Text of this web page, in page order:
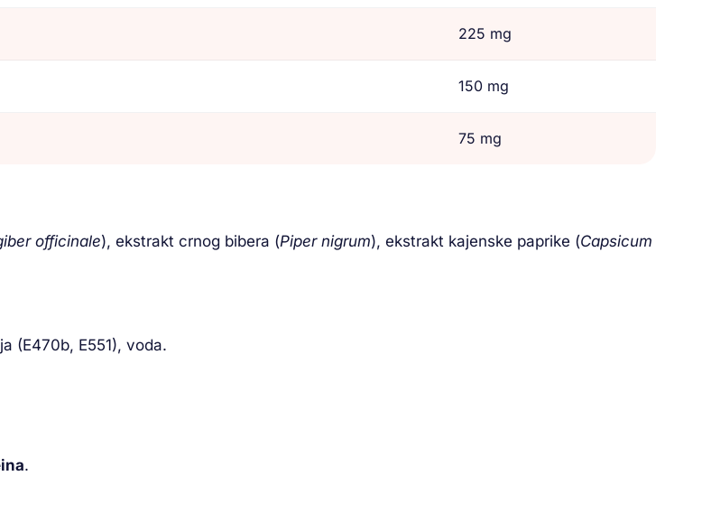
225 mg
150 mg
75 mg
officinale), ekstrakt crnog bibera (Piper nigrum), ekstrakt kajenske paprike (Capsicum
(E470b, E551), voda.
.